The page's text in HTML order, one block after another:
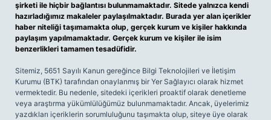
şirketi ile hiçbir bağlantısı bulunmamaktadır. Sitede yalnızca kendi
hazırladığımız makaleler paylaşılmaktadır. Burada yer alan içerikler
haber niteliği taşımamakta olup, gerçek kurum ve kişiler hakkında
paylaşım yapılmamaktadır. Gerçek kurum ve kişiler ile isim
benzerlikleri tamamen tesadüfidir.
Sitemiz, 5651 Sayılı Kanun gereğince Bilgi Teknolojileri ve İletişim
Kurumu (BTK) tarafından onaylanmış bir Yer Sağlayıcı olarak hizmet
vermektedir. Bu nedenle, sitedeki içerikleri proaktif olarak denetleme
veya araştırma yükümlülüğümüz bulunmamaktadır. Ancak, üyelerimiz
yazdıkları içeriklerin sorumluluğunu taşımakta olup, siteye üye olarak